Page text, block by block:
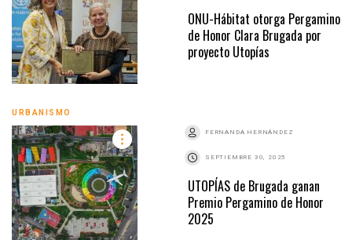
ONU-Hábitat otorga Pergamino
de Honor Clara Brugada por
proyecto Utopías
URBANISMO
FERNANDA HERNÁNDEZ
SEPTIEMBRE 30, 2025
UTOPÍAS de Brugada ganan
Premio Pergamino de Honor
2025